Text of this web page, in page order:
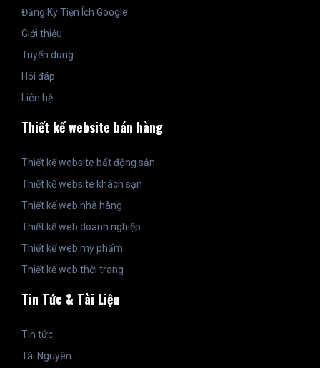
Đăng Ký Tiện Ích Google
Giới thiệu
Tuyển dụng
Hỏi đáp
Liên hệ
Thiết kế website bán hàng
Thiết kế website bất động sản
Thiết kế website khách sạn
Thiết kế web nhà hàng
Thiết kế web doanh nghiệp
Thiết kế web mỹ phẩm
Thiết kế web thời trang
Tin Tức & Tài Liệu
Tin tức
Tài Nguyên